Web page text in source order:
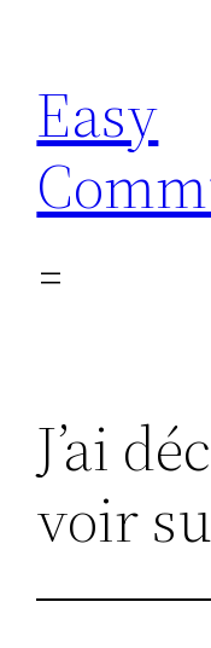
contenu
Easy
J’ai
voir